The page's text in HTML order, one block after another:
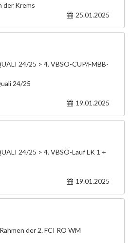
der Krems
25.01.2025
24/25 > 4. VBSÖ-CUP/FMBB-
24/25
19.01.2025
24/25 > 4. VBSÖ-Lauf LK 1 +
19.01.2025
der 2. FCI RO WM